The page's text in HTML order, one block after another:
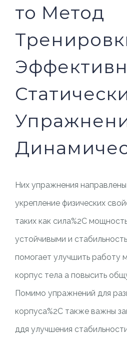
то Метод
Них упражнения
укрепление физических
таких как сила%2C
устойчивыми и
помогает улучшить работу
корпус тела а повысить
Помимо упражнений для
корпуса%2C также важны
ддя улучшения